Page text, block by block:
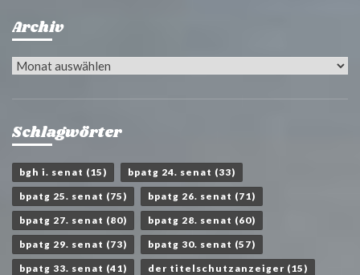
Archiv
Archiv
Schlagwörter
bgh i. senat (15) bpatg 24. senat (33)
bpatg 25. senat (75) bpatg 26. senat (71)
bpatg 27. senat (80) bpatg 28. senat (60)
bpatg 29. senat (73) bpatg 30. senat (57)
bpatg 33. senat (41) der titelschutzanzeiger (15)